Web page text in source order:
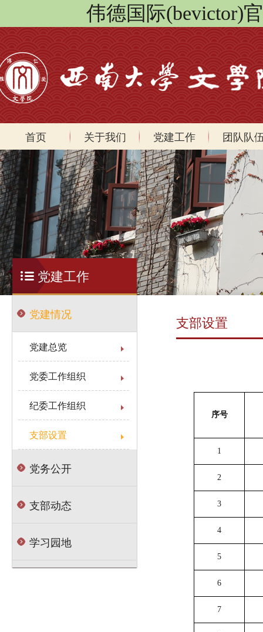
伟德国际(bevictor)
首页 关于我们 党建工作 团队队
党建工作
党建情况
党建总览
党委工作组织
纪委工作组织
支部设置
党务公开
支部动态
学习园地
支部设置
序号
1
2
3
4
5
6
7